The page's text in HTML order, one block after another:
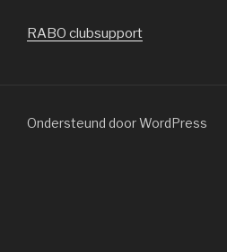
RABO clubsupport
Ondersteund door WordPress